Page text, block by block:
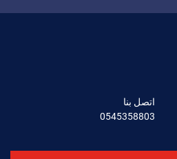
اتصل بنا
0545358803